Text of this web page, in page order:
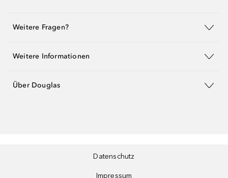
Weitere Fragen?
Weitere Informationen
Über Douglas
Datenschutz
Impressum